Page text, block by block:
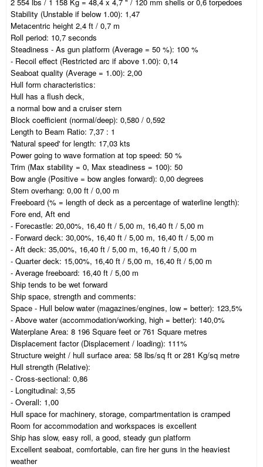
Stability (Unstable if below 1.00): 1,47
Metacentric height 2,4 ft / 0,7 m
Roll period: 10,7 seconds
Steadiness - As gun platform (Average = 50 %): 100 %
- Recoil effect (Restricted arc if above 1.00): 0,14
Seaboat quality (Average = 1.00): 2,00
Hull form characteristics:
Hull has a flush deck,
a normal bow and a cruiser stern
Block coefficient (normal/deep): 0,580 / 0,592
Length to Beam Ratio: 7,37 : 1
'Natural speed' for length: 17,03 kts
Power going to wave formation at top speed: 50 %
Trim (Max stability = 0, Max steadiness = 100): 50
Bow angle (Positive = bow angles forward): 0,00 degrees
Stern overhang: 0,00 ft / 0,00 m
Freeboard (% = length of deck as a percentage of waterline length):
Fore end, Aft end
- Forecastle: 20,00%, 16,40 ft / 5,00 m, 16,40 ft / 5,00 m
- Forward deck: 30,00%, 16,40 ft / 5,00 m, 16,40 ft / 5,00 m
- Aft deck: 35,00%, 16,40 ft / 5,00 m, 16,40 ft / 5,00 m
- Quarter deck: 15,00%, 16,40 ft / 5,00 m, 16,40 ft / 5,00 m
- Average freeboard: 16,40 ft / 5,00 m
Ship tends to be wet forward
Ship space, strength and comments:
Space - Hull below water (magazines/engines, low = better): 123,5%
- Above water (accommodation/working, high = better): 140,0%
Waterplane Area: 8 196 Square feet or 761 Square metres
Displacement factor (Displacement / loading): 111%
Structure weight / hull surface area: 58 lbs/sq ft or 281 Kg/sq metre
Hull strength (Relative):
- Cross-sectional: 0,86
- Longitudinal: 3,55
- Overall: 1,00
Hull space for machinery, storage, compartmentation is cramped
Room for accommodation and workspaces is excellent
Ship has slow, easy roll, a good, steady gun platform
Excellent seaboat, comfortable, can fire her guns in the heaviest
weather